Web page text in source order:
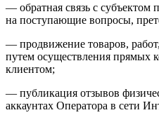
— обратная связь с субъектом
на поступающие вопросы,
— продвижение товаров,
путем осуществления прямых
клиентом;
— публикация отзывов
аккаунтах Оператора в сети